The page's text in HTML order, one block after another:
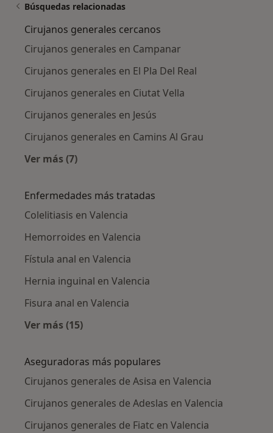
Búsquedas relacionadas
Cirujanos generales cercanos
Cirujanos generales en Campanar
Cirujanos generales en El Pla Del Real
Cirujanos generales en Ciutat Vella
Cirujanos generales en Jesús
Cirujanos generales en Camins Al Grau
Ver más (7)
Enfermedades más tratadas
Colelitiasis en Valencia
Hemorroides en Valencia
Fístula anal en Valencia
Hernia inguinal en Valencia
Fisura anal en Valencia
Ver más (15)
Aseguradoras más populares
Cirujanos generales de Asisa en Valencia
Cirujanos generales de Adeslas en Valencia
Cirujanos generales de Fiatc en Valencia